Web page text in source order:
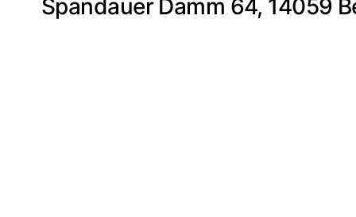
Spandauer Damm 64, 14059